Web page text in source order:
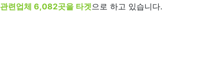
관련업체 6,082곳을 타겟으로 하고 있습니다.